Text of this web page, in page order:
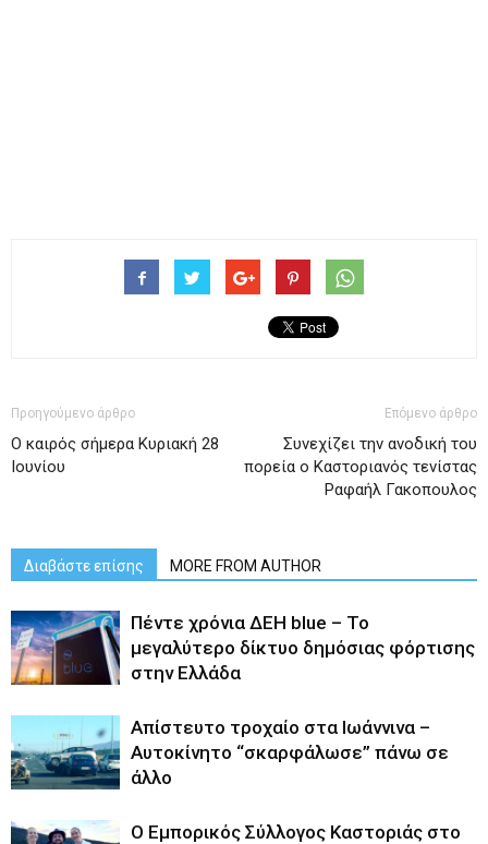
Προηγούμενο άρθρο
Ο καιρός σήμερα Κυριακή 28
Ιουνίου
Επόμενο άρθρο
Συνεχίζει την ανοδική του
πορεία ο Καστοριανός τενίστας
Ραφαήλ Γακοπουλος
Διαβάστε επίσης MORE FROM AUTHOR
Πέντε χρόνια ΔΕΗ blue – Το
μεγαλύτερο δίκτυο δημόσιας φόρτισης
στην Ελλάδα
Απίστευτο τροχαίο στα Ιωάννινα –
Αυτοκίνητο “σκαρφάλωσε” πάνω σε
άλλο
Ο Εμπορικός Σύλλογος Καστοριάς στο